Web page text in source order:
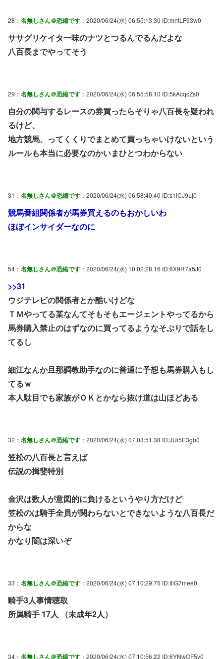
28： 名無しさん＠恐縮です ：2020/06/24(水) 06:55:13.30 ID:mntLF93w0
ササグリケイタ一味のナツとつるんでるんだよな
八百長までやってそう
29： 名無しさん＠恐縮です ：2020/06/24(水) 06:55:58.10 ID:5kAcqcZs0
自分の関与するレースの券買ったらそりゃ八百長を疑われ
るけど、
地方競馬、ってくくりでまとめて買っちゃいけないという
ルールも本当に必要なのかいまひとつわからない
31： 名無しさん＠恐縮です ：2020/06/24(水) 06:58:40.40 ID:s1iCJ9Lj0
競馬番組関係者が馬券買えるのもおかしいわ
ほぼインサイダーなのに
54： 名無しさん＠恐縮です ：2020/06/24(水) 10:02:28.16 ID:6X9R7a5J0
>>31
ウジテレビの関係者とか酷いけどな
ＴＭやってる某なんてそもそもエージェントやってるから
馬券購入禁止のはずなのに買ってるようなそぶりで話をし
てるし
細江なんか旦那調教助手なのに普通に予想も馬券購入もし
てるｗ
本人駄目でも家族がＯＫとかなら抜け道は山ほどある
32： 名無しさん＠恐縮です ：2020/06/24(水) 07:03:51.38 ID:JUi5E3gb0
笠松の八百長と言えば
伝説の揖斐特別
金沢は数人が意図的に負けるというやり方だけど
笠松のは騎手全員が関わらないとできないような八百長だ
からな
かなり闇は深いぞ
33： 名無しさん＠恐縮です ：2020/06/24(水) 07:10:29.75 ID:IllG7mee0
騎手3人事情聴取
所属騎手 17人 （未成年2人）
34： 名無しさん＠恐縮です ：2020/06/24(水) 07:10:56.22 ID:6YNwOF5v0